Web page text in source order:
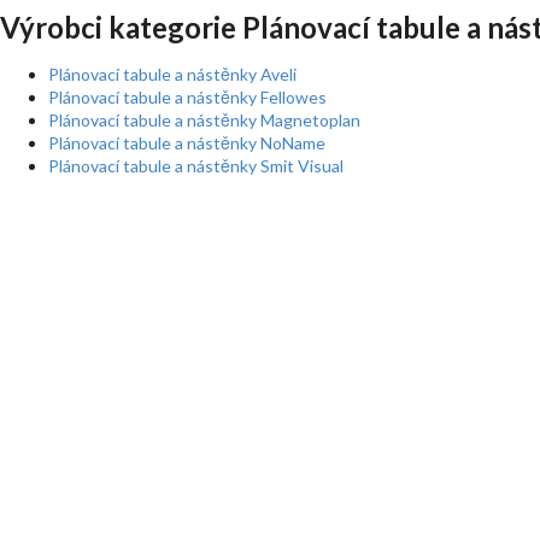
Výrobci kategorie Plánovací tabule a
Plánovací tabule a nástěnky Aveli
Plánovací tabule a nástěnky Fellowes
Plánovací tabule a nástěnky Magnetoplan
Plánovací tabule a nástěnky NoName
Plánovací tabule a nástěnky Smit Visual